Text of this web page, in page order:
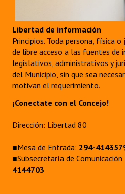
Libertad de información
Principios. Toda persona, física
de libre acceso a las fuentes de
legislativos, administrativos y
del Municipio, sin que sea
motivan el requerimiento.
¡Conectate con el Concejo!
Dirección: Libertad 80
■Mesa de Entrada: 294-
■Subsecretaría de
4144703